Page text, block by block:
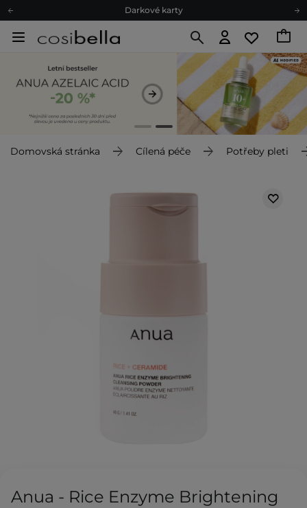
Ekologické balení
Doporučovací Program
Odeslání do 24 hod.
Darkové karty
Ekologické balení
Domovská stránka Cílená péče Potřeby pleti
Anua - Rice Enzyme Brightening